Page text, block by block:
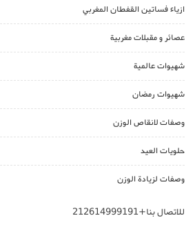
ازياء فساتين القفطان المغربي
عصائر و مقبلات مغربية
شهيوات عالمية
شهيوات رمضان
وصفات لانقاص الوزن
حلويات العيد
وصفات لزيادة الوزن
للاتصال بنا+212614999191